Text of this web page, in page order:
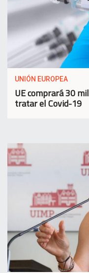
UNIÓN EUROPEA
UE comprará 30
tratar el Covid-19